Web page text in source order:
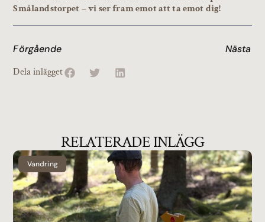
Smålandstorpet – vi ser fram emot att ta emot dig!
Förgående
Nästa
Dela inlägget
RELATERADE INLÄGG
Vandring